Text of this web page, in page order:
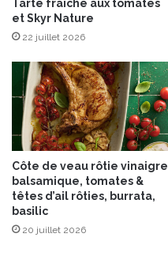
Tarte fraîche aux tomates
et Skyr Nature
22 juillet 2026
Côte de veau rôtie vinaigre
balsamique, tomates &
têtes d’ail rôties, burrata,
basilic
20 juillet 2026